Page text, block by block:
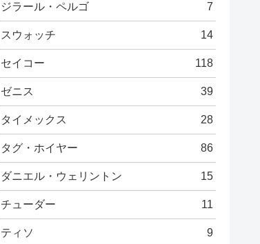
ジラール・ペルゴ 7
スウォッチ 14
セイコー 118
ゼニス 39
タイメックス 28
タグ・ホイヤー 86
ダニエル・ウェリントン 15
チューダー 11
ティソ 9